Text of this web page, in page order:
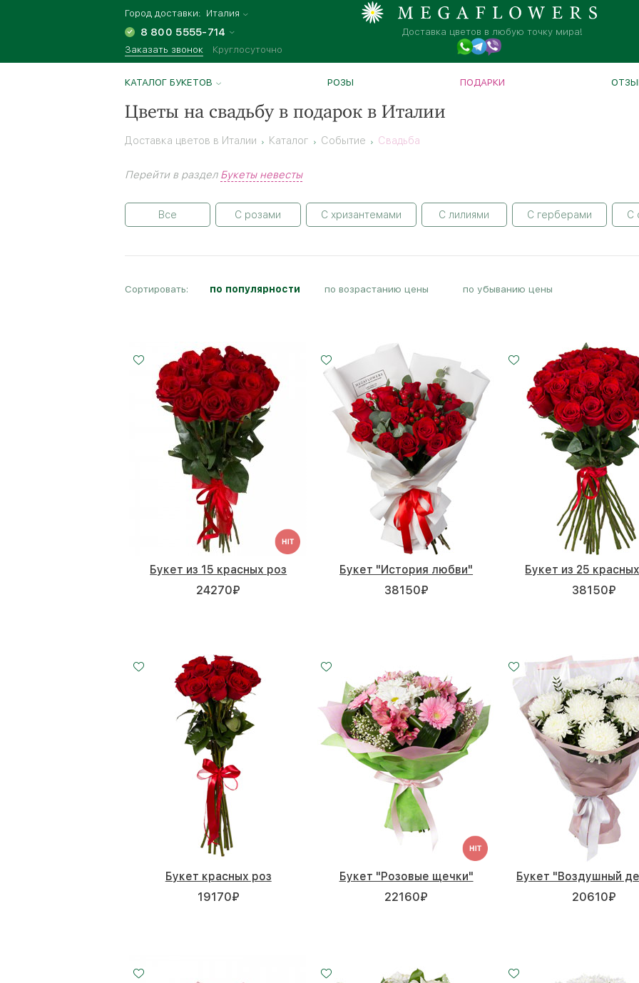
Город доставки: Италия
8 800 5555-714
Заказать звонок Круглосуточно
Доставка цветов в любую точку мира!
КАТАЛОГ БУКЕТОВ РОЗЫ ПОДАРКИ
Цветы на свадьбу в подарок в Италии
Доставка цветов в Италии Каталог Событие Свадьба
Перейти в раздел Букеты невесты
Все С розами С хризантемами С лилиями С герберами С
Сортировать: по популярности по возрастанию цены по убыванию цены
Букет из 15 красных роз
24270₽
Букет "История любви"
38150₽
Букет из 25
38150₽
15 - 60 см
11 роз
20 - 60 см
Букет красных роз
19170₽
20 - 35 см
Букет "Розовые щечки"
22160₽
Букет "Воздушный
20610₽
20 - 35 см